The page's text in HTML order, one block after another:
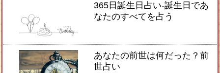
365日誕生日占い-誕生日であ
なたのすべてを占う
あなたの前世は何だった？前
世占い